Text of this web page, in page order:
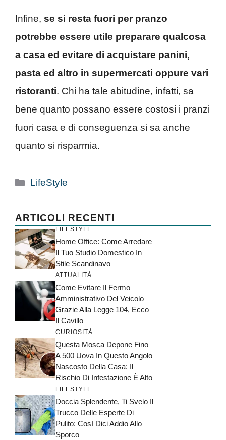
Infine, se si resta fuori per pranzo
potrebbe essere utile preparare qualcosa
a casa ed evitare di acquistare panini,
pasta ed altro in supermercati oppure vari
ristoranti. Chi ha tale abitudine, infatti, sa
bene quanto possano essere costosi i pranzi
fuori casa e di conseguenza si sa anche
quanto si risparmia.
Categorie
LifeStyle
ARTICOLI RECENTI
LIFESTYLE
Home Office: Come Arredare
Il Tuo Studio Domestico In
Stile Scandinavo
ATTUALITÀ
Come Evitare Il Fermo
Amministrativo Del Veicolo
Grazie Alla Legge 104, Ecco
Il Cavillo
CURIOSITÀ
Questa Mosca Depone Fino
A 500 Uova In Questo Angolo
Nascosto Della Casa: Il
Rischio Di Infestazione È Alto
LIFESTYLE
Doccia Splendente, Ti Svelo Il
Trucco Delle Esperte Di
Pulito: Così Dici Addio Allo
Sporco